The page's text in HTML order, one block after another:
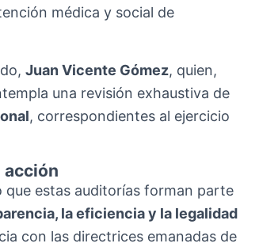
médica y social de
Juan Vicente Gómez, quien,
una revisión exhaustiva de
, correspondientes al ejercicio
acción
estas auditorías forman parte
la eficiencia y la legalidad
con las directrices emanadas de